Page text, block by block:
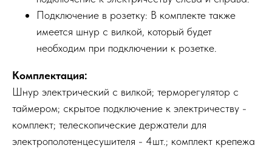
Подключение в розетку: В комплекте также
имеется шнур с вилкой, который будет
необходим при подключении к розетке.
Комплектация:
Шнур электрический с вилкой; терморегулятор с
таймером; скрытое подключение к электричеству -
комплект; телескопические держатели для
электрополотенцесушителя - 4шт.; комплект крепежа